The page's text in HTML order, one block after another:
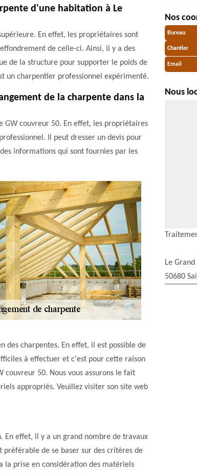
d'une habitation à Le
En effet, les propriétaires sont
de celle-ci. Ainsi, il y a des
de la structure pour supporter le poids de
un charpentier professionnel expérimenté.
de la charpente dans la
GW couvreur 50. En effet, les propriétaires
Il peut dresser un devis pour
informations qui sont fournies par les
charpentes. En effet, il est possible de
à effectuer et c'est pour cette raison
50. Nous vous assurons le fait
appropriés. Veuillez visiter son site web
En effet, il y a un grand nombre de travaux
de se baser sur des critères de
la prise en considération des matériels
Nos
Bureau
Chantier
Email
Nous
Le
50680